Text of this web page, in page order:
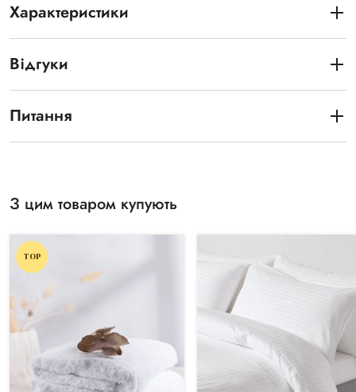
Характеристики
Відгуки
Питання
З цим товаром купують
TOP